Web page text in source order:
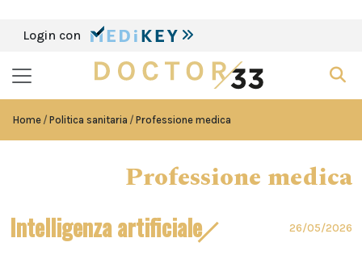
Login con
Home Politica sanitaria Professione medica
Professione medica
Intelligenza artificiale 26/05/2026